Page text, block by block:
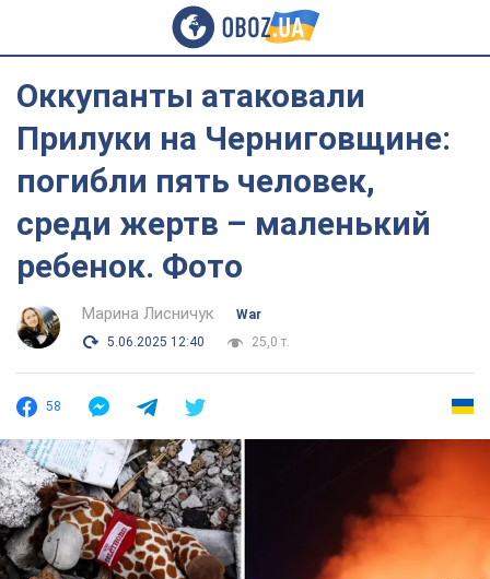
Оккупанты атаковали
Прилуки на Черниговщине:
погибли пять человек,
среди жертв – маленький
ребенок. Фото
Марина Лисничук
War
5.06.2025 12:40
25,0 т.
58